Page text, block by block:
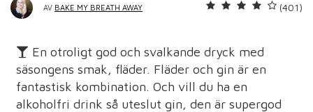
AV BAKE MY BREATH AWAY (401)
En otroligt god och svalkande dryck med
säsongens smak, fläder. Fläder och gin är en
fantastisk kombination. Och vill du ha en
alkoholfri drink så uteslut gin, den är supergod